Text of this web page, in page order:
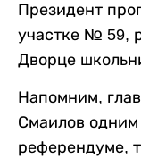
Президент
участке № 59,
Дворце
Напомним,
Смаилов
референдуме,